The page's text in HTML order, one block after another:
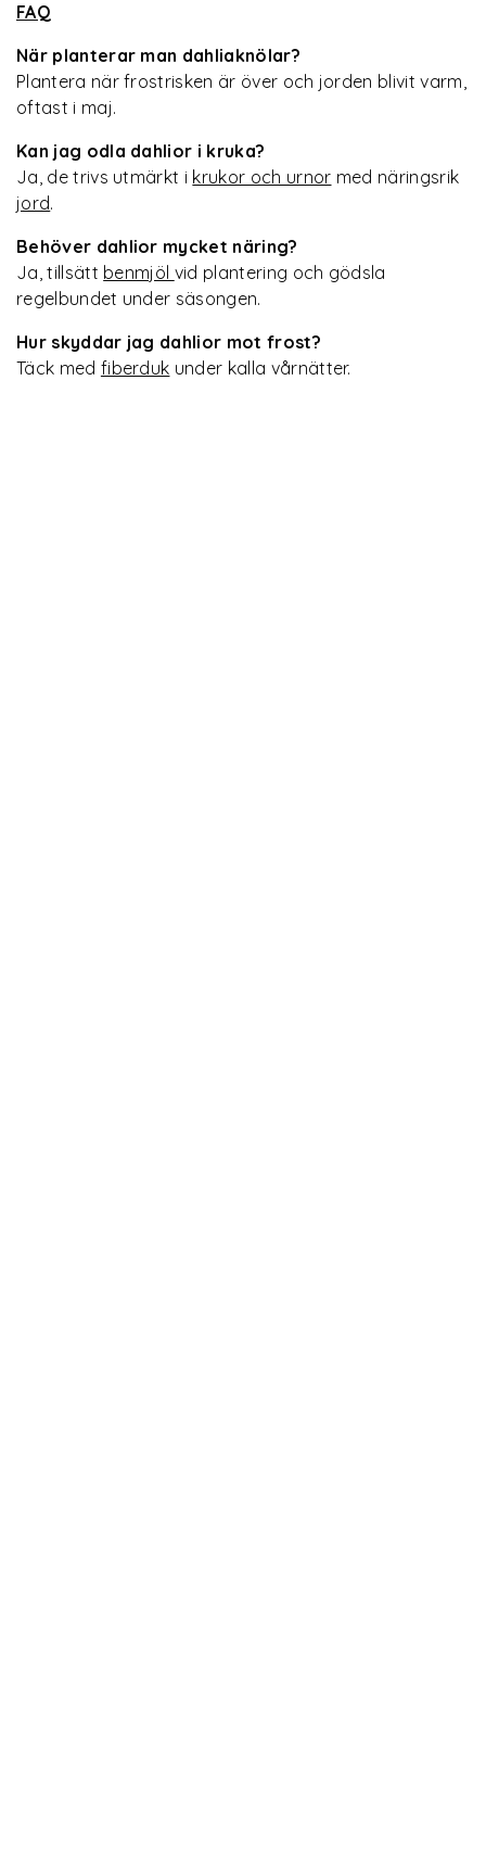
FAQ
När planterar man dahliaknölar?
Plantera när frostrisken är över och jorden blivit varm,
oftast i maj.
Kan jag odla dahlior i kruka?
Ja, de trivs utmärkt i krukor och urnor med näringsrik
jord.
Behöver dahlior mycket näring?
Ja, tillsätt benmjöl vid plantering och gödsla
regelbundet under säsongen.
Hur skyddar jag dahlior mot frost?
Täck med fiberduk under kalla vårnätter.